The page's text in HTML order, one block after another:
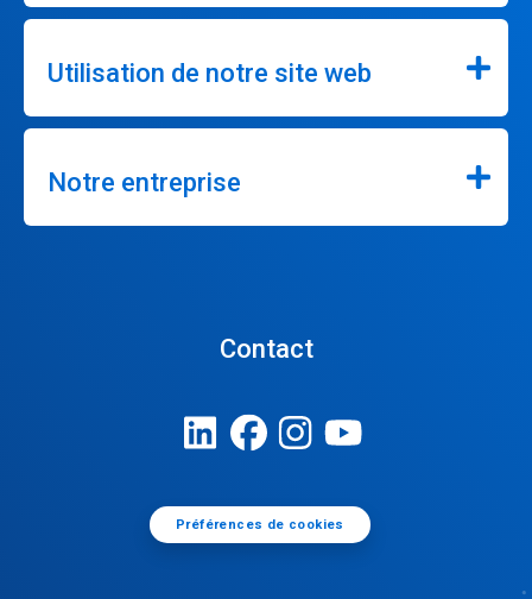
Utilisation de notre site web
Notre entreprise
Contact
Préférences de cookies